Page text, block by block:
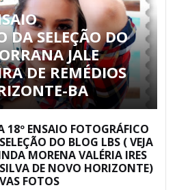
DA SELEÇÃO DO
JALE
DE REMÉDIOS
BA
18º ENSAIO FOTOGRÁFICO
DO BLOG LBS ( VEJA
MORENA VALÉRIA IRES
DE NOVO HORIZONTE)
FOTOS